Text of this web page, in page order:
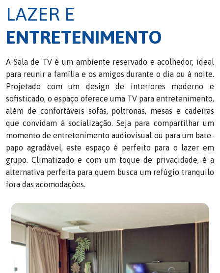
LAZER E
ENTRETENIMENTO
A Sala de TV é um ambiente reservado e acolhedor, ideal
para reunir a família e os amigos durante o dia ou à noite.
Projetado com um design de interiores moderno e
sofisticado, o espaço oferece uma TV para entretenimento,
além de confortáveis sofás, poltronas, mesas e cadeiras
que convidam à socialização. Seja para compartilhar um
momento de entretenimento audiovisual ou para um bate-
papo agradável, este espaço é perfeito para o lazer em
grupo. Climatizado e com um toque de privacidade, é a
alternativa perfeita para quem busca um refúgio tranquilo
fora das acomodações.